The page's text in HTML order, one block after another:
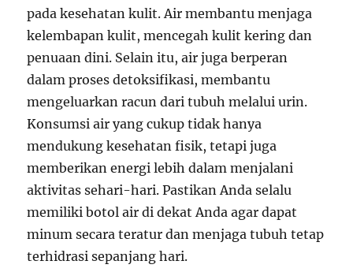
pada kesehatan kulit. Air membantu menjaga
kelembapan kulit, mencegah kulit kering dan
penuaan dini. Selain itu, air juga berperan
dalam proses detoksifikasi, membantu
mengeluarkan racun dari tubuh melalui urin.
Konsumsi air yang cukup tidak hanya
mendukung kesehatan fisik, tetapi juga
memberikan energi lebih dalam menjalani
aktivitas sehari-hari. Pastikan Anda selalu
memiliki botol air di dekat Anda agar dapat
minum secara teratur dan menjaga tubuh tetap
terhidrasi sepanjang hari.